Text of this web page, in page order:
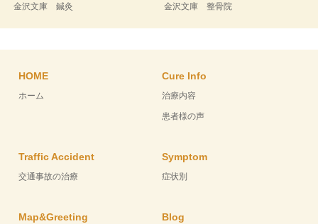
金沢文庫 鍼灸 金沢文庫 整骨院
HOME
ホーム
Cure Info
治療内容
患者様の声
Traffic Accident
交通事故の治療
Symptom
症状別
Map&Greeting Blog